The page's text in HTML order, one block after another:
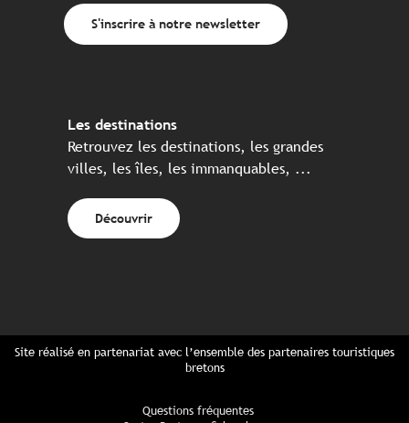
S'inscrire à notre newsletter
Les destinations
Retrouvez les destinations, les grandes
villes, les îles, les immanquables, ...
Découvrir
Site réalisé en partenariat avec l’ensemble des partenaires touristiques
bretons
Questions fréquentes